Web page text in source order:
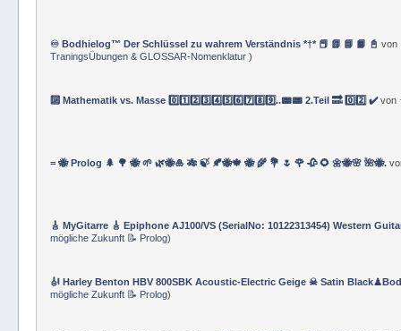
♾️ Bodhielog™ Der Schlüssel zu wahrem Verständnis *†* 📕 📗 📘 📙 📓von
TraningsÜbungen & GLOSSAR-Nomenklatur)
🔟 Mathematik vs. Masse 0️⃣1️⃣2️⃣3️⃣4️⃣5️⃣6️⃣7️⃣8️⃣9️⃣..📟📟 2.Teil 🔜 0️⃣2️⃣ ✔️von
= 🐝 Prolog 🌲 🌳 🐝 🌱 🌿🐝🎍 🎋 🍃 🍂🐝🍁 🐝 🌾 💐 🌷 🌹 🥀 🌻 🌼🐝🌸 🌺🐝.
🎸 MyGitarre 🎸 Epiphone AJ100/VS (SerialNo: 10122313454) Western
mögliche Zukunft 📝 Prolog)
🎻 Harley Benton HBV 800SBK Acoustic-Electric Geige ☠ Satin
mögliche Zukunft 📝 Prolog)